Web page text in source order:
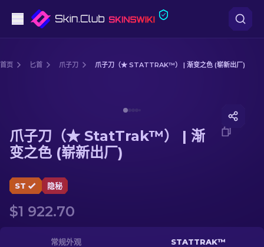
狙击步枪
手套
首页 匕首 爪子刀 爪子刀（★ STATTRAK™） | 渐变之色 (崭新出厂)
爪子刀（★ StatTrak™） | 渐
变之色 (崭新出厂)
ST 隐秘
$1 922.70
常规外观 STATTRAK™